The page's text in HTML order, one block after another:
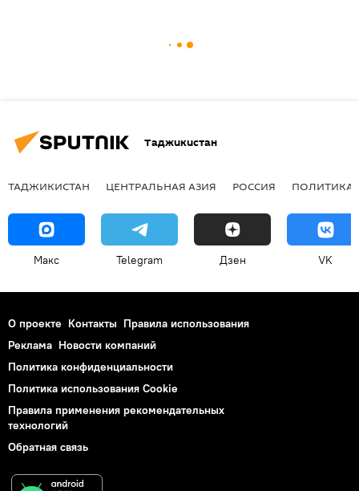
Таджикистан
ТАДЖИКИСТАН ЦЕНТРАЛЬНАЯ АЗИЯ РОССИЯ ПОЛИТИКА
Макс Telegram Дзен VK
О проекте Контакты Правила использования
Реклама Новости компаний
Политика конфиденциальности
Политика использования Cookie
Правила применения рекомендательных
технологий
Обратная связь